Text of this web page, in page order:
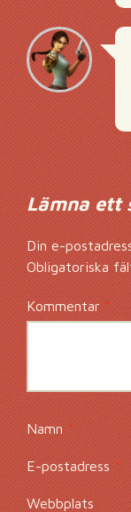
Lämna ett
Din e-
Obligatoriska
Kommentar*
Namn *
E-postadress*
Webbplats